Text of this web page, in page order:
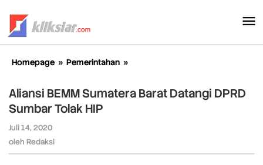
konten
Homepage » Pemerintahan »
Sumatera
Barat
Aliansi BEMM Sumatera Barat Datangi DPRD
Sumbar Tolak HIP
Juli 14, 2020
oleh Redaksi